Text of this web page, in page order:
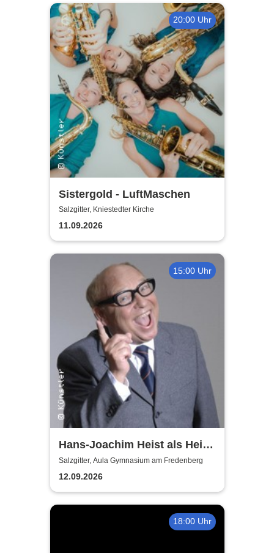
20:00 Uhr
Sistergold - LuftMaschen
Salzgitter, Kniestedter Kirche
11.09.2026
15:00 Uhr
Hans-Joachim Heist als Heinz
Erhard - Noch'n Gedicht
Salzgitter, Aula Gymnasium am Fredenberg
12.09.2026
18:00 Uhr